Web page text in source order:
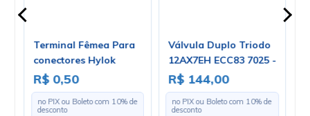
Terminal Fêmea Para
conectores Hylok
Macho LW6353TF12P -
Cód. LW6353TF12P -
Unitário
R$ 0,50
no PIX ou Boleto com 10% de
desconto
Válvula Duplo Triodo
12AX7EH ECC83 7025 -
Electro-Harmonix
R$ 144,00
no PIX ou Boleto com 10% de
desconto